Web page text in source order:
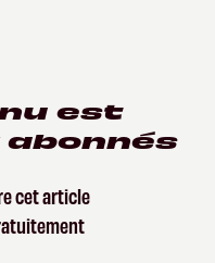
est
cet article